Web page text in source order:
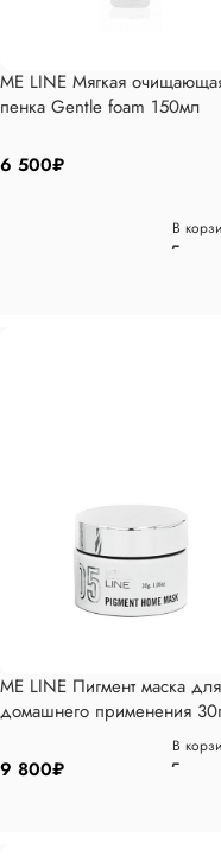
ME LINE Мягкая
пенка Gentle foam 150мл
6 500₽
В
ME LINE Пигмент маска для
домашнего применения
9 800₽
В